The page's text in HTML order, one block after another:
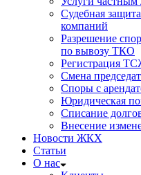
Судебная
компаний
Разрешение
по вывозу ТКО
Регистрация
Смена
Споры с
Юридическая
Списание
Внесение
Новости ЖКХ
Статьи
О нас